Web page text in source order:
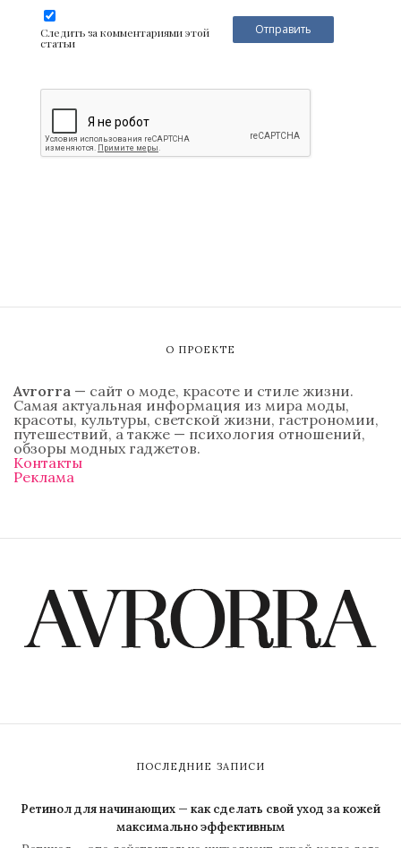
Следить за комментариями этой
статьи
О ПРОЕКТЕ
Avrorra — сайт о моде, красоте и стиле жизни.
Самая актуальная информация из мира моды,
красоты, культуры, светской жизни, гастрономии,
путешествий, а также — психология отношений,
обзоры модных гаджетов.
Контакты
Реклама
ПОСЛЕДНИЕ ЗАПИСИ
Ретинол для начинающих — как сделать свой уход за кожей
максимально эффективным